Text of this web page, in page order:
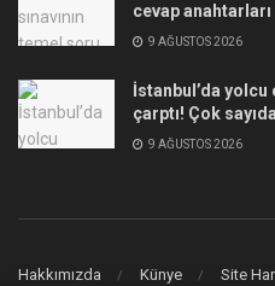
cevap anahtarları
9 AĞUSTOS 2026
İstanbul’da
çarptı! Çok
9 AĞUSTOS 2026
Hakkımızda Künye Site